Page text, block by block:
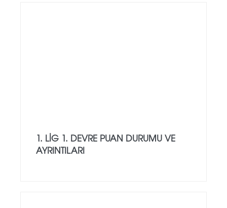
1. LIG 1. DEVRE PUAN DURUMU VE
AYRINTILARI